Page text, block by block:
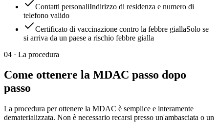
Contatti personaliIndirizzo di residenza e numero di
telefono valido
Certificato di vaccinazione contro la febbre giallaSolo se
si arriva da un paese a rischio febbre gialla
04 · La procedura
Come ottenere la MDAC passo dopo
passo
La procedura per ottenere la MDAC è semplice e interamente
dematerializzata. Non è necessario recarsi presso un'ambasciata o un